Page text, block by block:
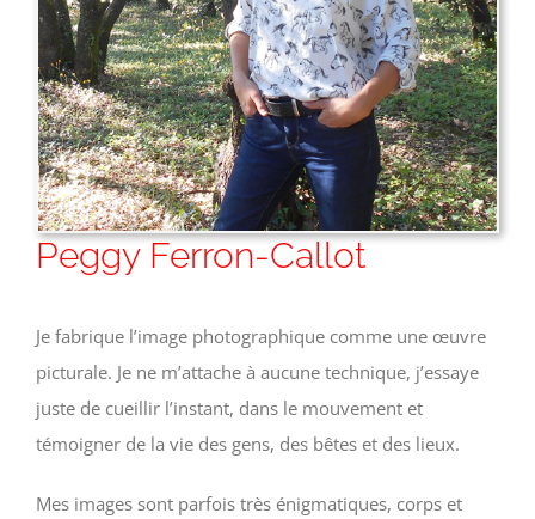
Peggy Ferron-Callot
Je fabrique l’image photographique comme une œuvre
picturale. Je ne m’attache à aucune technique, j’essaye
juste de cueillir l’instant, dans le mouvement et
témoigner de la vie des gens, des bêtes et des lieux.
Mes images sont parfois très énigmatiques, corps et